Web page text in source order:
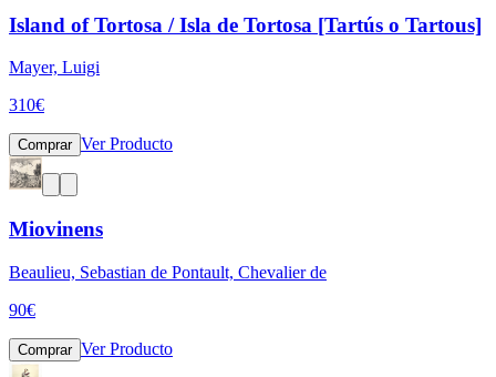
Island of Tortosa / Isla de Tortosa [Tartús o Tartous]
Mayer, Luigi
310€
Comprar Ver Producto
Miovinens
Beaulieu, Sebastian de Pontault, Chevalier de
90€
Comprar Ver Producto